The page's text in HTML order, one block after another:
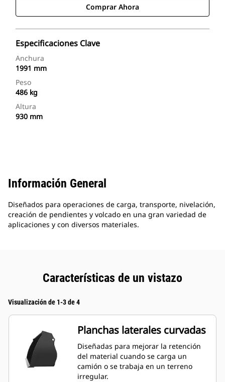
Comprar Ahora
Especificaciones Clave
Anchura
1991 mm
Peso
486 kg
Altura
930 mm
Información General
Diseñados para operaciones de carga, transporte, nivelación,
creación de pendientes y volcado en una gran variedad de
aplicaciones y con diversos materiales.
Características de un vistazo
Visualización de 1-3 de 4
Planchas laterales curvadas
Diseñadas para mejorar la retención
del material cuando se carga un
camión o se trabaja en un terreno
irregular.